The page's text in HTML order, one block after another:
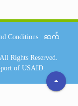
arrow_drop_up
Conditions
ဆက်
All Rights Reserved.
of USAID.